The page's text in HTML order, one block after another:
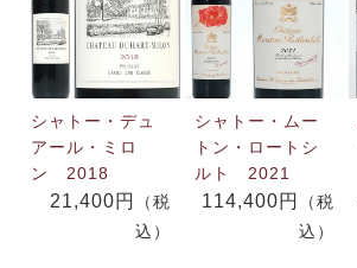
シャトー・デュ
アール・ミロ
ン 2018
21,400円
（税
込）
シャトー・ムー
トン・ロートシ
ルト 2021
114,400円
（税
込）